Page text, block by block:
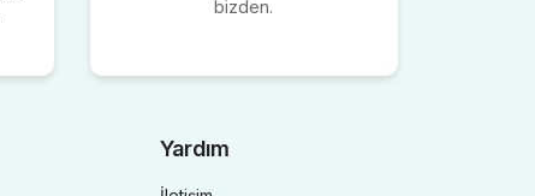
bizden.
Yardım